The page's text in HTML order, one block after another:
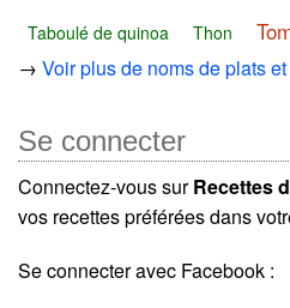
Taboulé de quinoa Thon
→ Voir plus de noms de plats
Se connecter
Connectez-vous surRecettes
vos recettes préférées dans
Se connecter avec Facebook :